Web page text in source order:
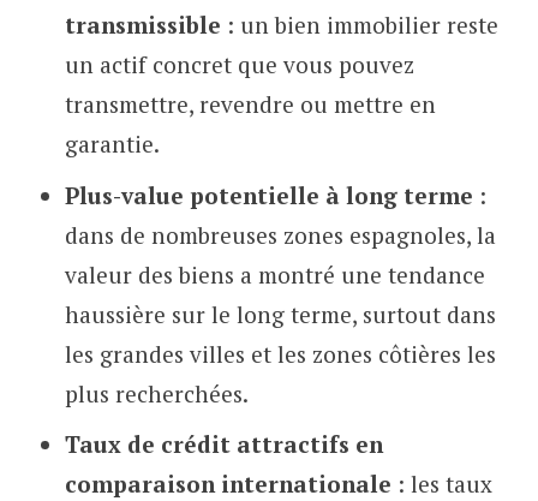
transmissible : un bien immobilier reste
un actif concret que vous pouvez
transmettre, revendre ou mettre en
garantie.
Plus-value potentielle à long terme :
dans de nombreuses zones espagnoles, la
valeur des biens a montré une tendance
haussière sur le long terme, surtout dans
les grandes villes et les zones côtières les
plus recherchées.
Taux de crédit attractifs en
comparaison internationale : les taux